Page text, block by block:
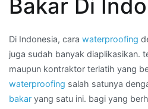
aspal
di
Daerah
PAGAR
ALAM
Bakar Di
Di Indonesia, cara waterproofing
juga sudah banyak diaplikasikan.
maupun kontraktor terlatih yang
waterproofing salah satunya
bakar yang satu ini. bagi yang